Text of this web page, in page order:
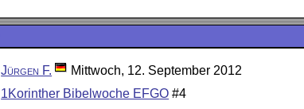
Jürgen F.
Mittwoch, 12. September 2012
1Korinther Bibelwoche EFGO #4